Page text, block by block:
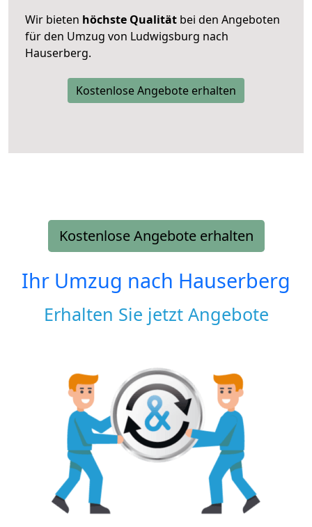
Wir bieten höchste Qualität bei den Angeboten
für den Umzug von Ludwigsburg nach
Hauserberg.
Kostenlose Angebote erhalten
Kostenlose Angebote erhalten
Ihr Umzug nach Hauserberg
Erhalten Sie jetzt Angebote